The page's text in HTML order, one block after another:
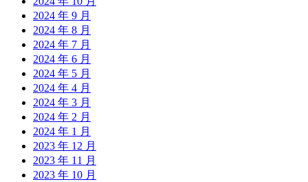
2024 年 9 月
2024 年 8 月
2024 年 7 月
2024 年 6 月
2024 年 5 月
2024 年 4 月
2024 年 3 月
2024 年 2 月
2024 年 1 月
2023 年 12 月
2023 年 11 月
2023 年 10 月